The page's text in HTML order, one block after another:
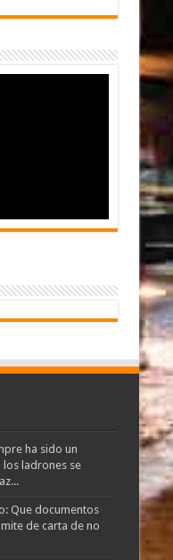
ha sido un
ladrones se
Que documentos
de carta de no